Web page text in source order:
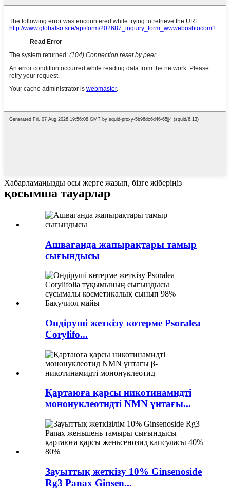
Хабарламаңызды осы жерге жазып, бізге жіберіңіз
қосымша тауарлар
Ашваганда жапырақтары тамыр
сығындысы
Өндіруші жеткізу көтерме Psoralea
Corylifo...
Қартаюға қарсы никотинамидті
мононуклеотидті NMN ұнтағы...
Зауыттық жеткізу 10% Ginsenoside
Rg3 Panax Ginsen...